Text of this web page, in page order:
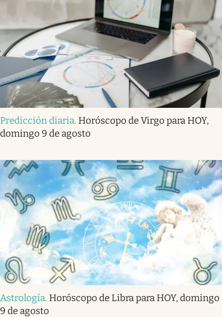
Predicción diaria. Horóscopo de Virgo para HOY,
domingo 9 de agosto
Astrología. Horóscopo de Libra para HOY, domingo
9 de agosto